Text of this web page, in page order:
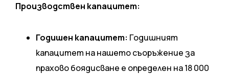
Производствен капацитет:
Годишен капацитет: Годишният
капацитет на нашето съоръжение за
прахово боядисване е определен на 18 000